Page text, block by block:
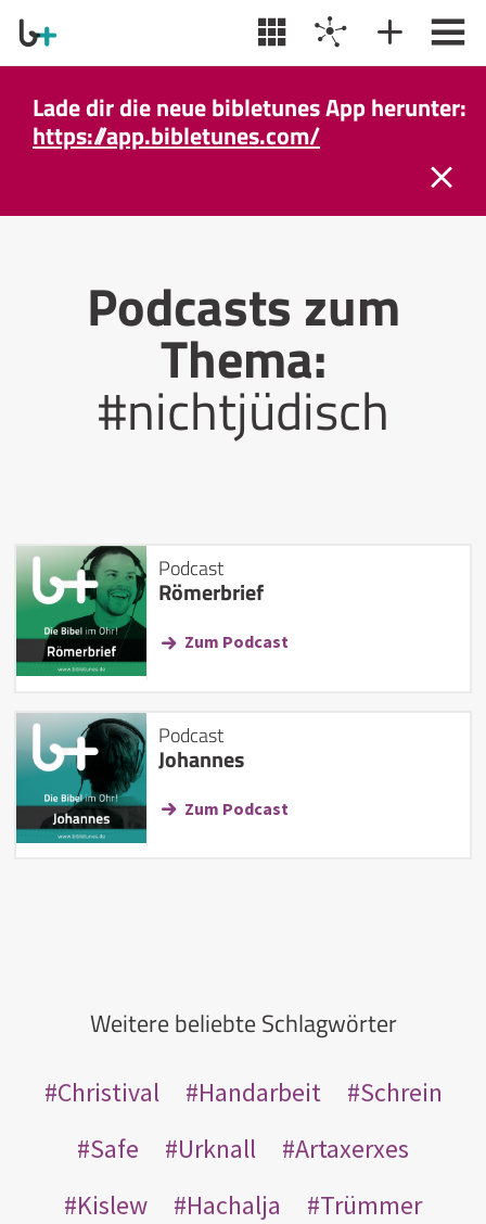
Lade dir die neue bibletunes App herunter:
https://app.bibletunes.com/
Podcasts zum
Thema:
#nichtjüdisch
Podcast
Römerbrief
Zum Podcast
Podcast
Johannes
Zum Podcast
Weitere beliebte Schlagwörter
Christival Handarbeit
Schrein
Safe
Urknall
Artaxerxes
Kislew
Hachalja
Trümmer